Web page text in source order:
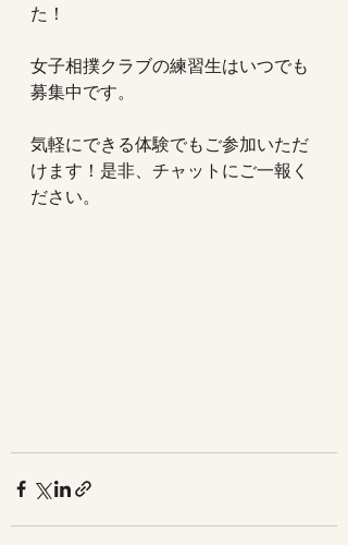
た！
女子相撲クラブの練習生はいつでも
募集中です。
気軽にできる体験でもご参加いただ
けます！是非、チャットにご一報く
ださい。